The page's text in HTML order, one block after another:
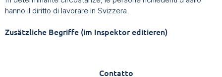
hanno il diritto di lavorare in Svizzera.
Zusätzliche Begriffe (im Inspektor editieren)
Contatto